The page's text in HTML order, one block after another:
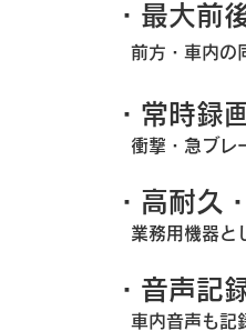
・最大前
前方・車内の
・常時録
衝撃・急ブレ
・高耐久
業務用機器と
・音声記
車内音声も記